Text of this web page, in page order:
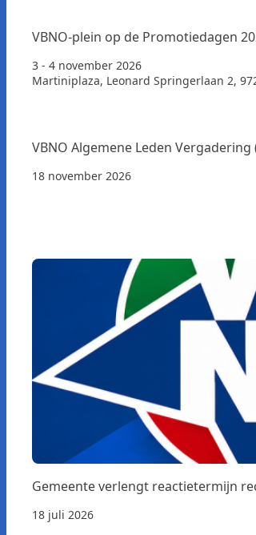
VBNO-plein op de Promotiedagen
3 - 4 november 2026
Martiniplaza, Leonard Springerlaan 2,
VBNO Algemene Leden Vergadering
18 november 2026
Gemeente verlengt reactietermijn
18 juli 2026